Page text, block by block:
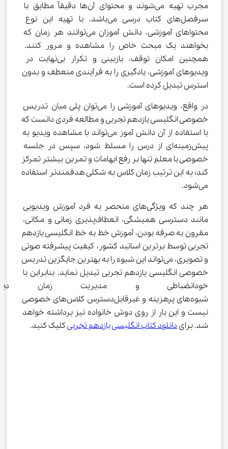
مجرب تهیه می‌شوند و محتوای آن‌ها دقیقاً مطابق با
سرفصل‌های کتاب درسی می‌باشد. با تهیه این نوع
محتواهای آموزشی، دانش آموزان می‌توانند هر زمان که
بخواهند یک مبحث خاص را مشاهده و مرور کنند.
همچنین امکان توقف، بازبینی و تکرار بی‌نهایت در
ویدیوهای آموزشی، یادگیری را به فرآیندی منعطف و بدون
استرس تبدیل کرده است.
در واقع، ویدیوهای آموزشی را می‌توان پلی میان تدریس
خصوصی انگلیسی یازدهم تجربی و مطالعه فردی دانست که
با استفاده از آن دانش آموز می‌تواند با مشاهده ویدیو به
پیش‌زمینه‌ای از درس را مسلط شود، سپس در جلسه
خصوصی با معلم تنها بر رفع ابهامات و تمرین بیشتر تمرکز
کند؛ به این ترتیب زمان کلاس به شکلی هدفمندتر استفاده
می‌شود.
هر چند که ویژگی‌های منحصر به فرد آموزش ویدیویی
مانند دسترسی همیشگی، انعطاف‌پذیری زمانی و مکانی،
مقرون به صرفه بودن، آموزش خط به خط انگلیسی یازدهم
تجربی توسط برترین اساتید کشور، کیفیت پیشرفته صوتی
و تصویری، می‌تواند این شیوه را به بهترین جایگزین تدریس
خصوصی انگلیسی یازدهم تجربی تبدیل نماید. بنابراین با
خودانضباطی و مدیریت زمان
شیوه‌های پرهزینه و غیرقابل‌دسترس کلاس‌های خصوصی
نیست و این بار از روی دوش خانواده نیز برداشته خواهد
شد. برای دانلود کتاب انگلیسی یازدهم تجربی کلیک کنید.